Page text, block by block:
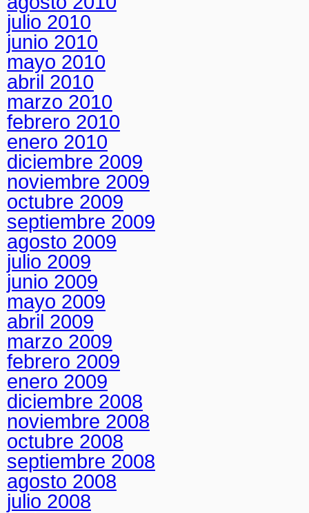
julio 2010
junio 2010
mayo 2010
abril 2010
marzo 2010
febrero 2010
enero 2010
diciembre 2009
noviembre 2009
octubre 2009
septiembre 2009
agosto 2009
julio 2009
junio 2009
mayo 2009
abril 2009
marzo 2009
febrero 2009
enero 2009
diciembre 2008
noviembre 2008
octubre 2008
septiembre 2008
agosto 2008
julio 2008